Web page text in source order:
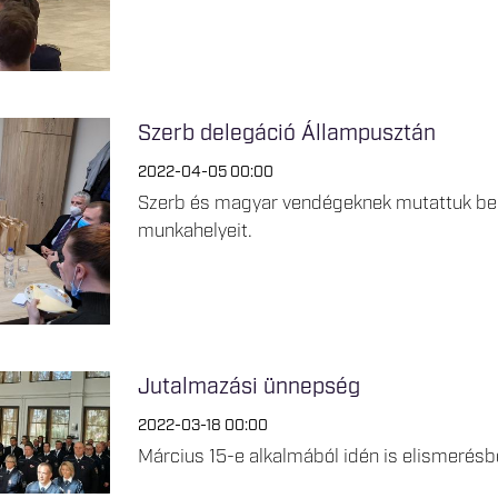
Szerb delegáció Állampusztán
2022-04-05 00:00
Szerb és magyar vendégeknek mutattuk
munkahelyeit.
Jutalmazási ünnepség
2022-03-18 00:00
Március 15-e alkalmából idén is